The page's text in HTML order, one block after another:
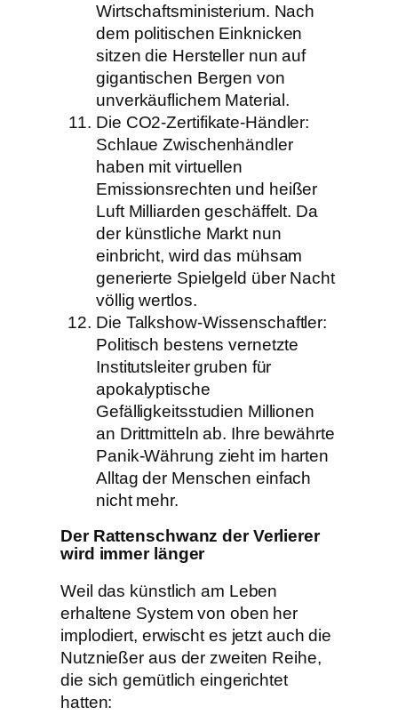
Wirtschaftsministerium. Nach
dem politischen Einknicken
sitzen die Hersteller nun auf
gigantischen Bergen von
unverkäuflichem Material.
Die CO2-Zertifikate-Händler:
Schlaue Zwischenhändler
haben mit virtuellen
Emissionsrechten und heißer
Luft Milliarden geschäffelt. Da
der künstliche Markt nun
einbricht, wird das mühsam
generierte Spielgeld über Nacht
völlig wertlos.
Die Talkshow-Wissenschaftler:
Politisch bestens vernetzte
Institutsleiter gruben für
apokalyptische
Gefälligkeitsstudien Millionen
an Drittmitteln ab. Ihre bewährte
Panik-Währung zieht im harten
Alltag der Menschen einfach
nicht mehr.
Der Rattenschwanz der Verlierer
wird immer länger
Weil das künstlich am Leben
erhaltene System von oben her
implodiert, erwischt es jetzt auch die
Nutznießer aus der zweiten Reihe,
die sich gemütlich eingerichtet
hatten: